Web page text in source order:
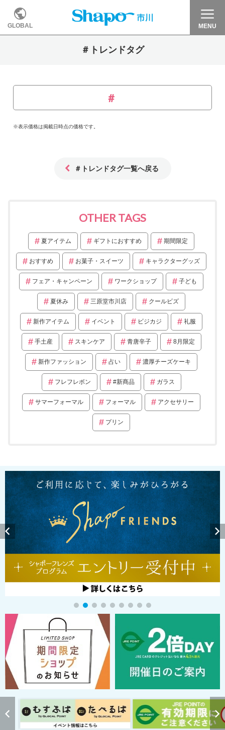
GLOBAL MENU
＃トレンドタグ
※表示価格は掲載日時点の価格です。
＃トレンドタグ一覧へ戻る
OTHER TAGS
夏アイテム ギフトにおすすめ 期間限定
おすすめ お菓子・スイーツ キャラクターグッズ
フェア・キャンペーン ワークショップ 子ども
夏休み 三原堂市川店 クールビズ
新作アイテム イベント ビジカジ 礼服
手土産 スキンケア 青唐辛子 8月限定
新作ファッション 占い 濃厚チーズケーキ
フレフレボン #新商品 ガラス
サマーフォーマル フォーマル アクセサリー
プリン